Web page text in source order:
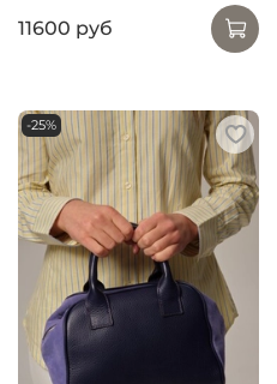
11600 руб
-25%